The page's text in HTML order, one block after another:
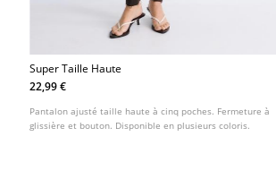
Super Taille Haute
22,99 €
Pantalon ajusté taille haute à cinq poches. Fermeture à
glissière et bouton. Disponible en plusieurs coloris.